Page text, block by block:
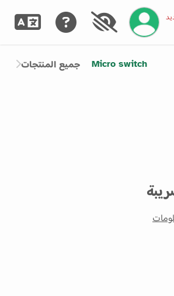
إدارة حسابك
جميع المنتجات Micro switch